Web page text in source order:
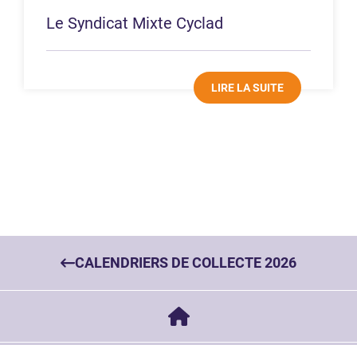
Le Syndicat Mixte Cyclad
LIRE LA SUITE
CALENDRIERS DE COLLECTE 2026